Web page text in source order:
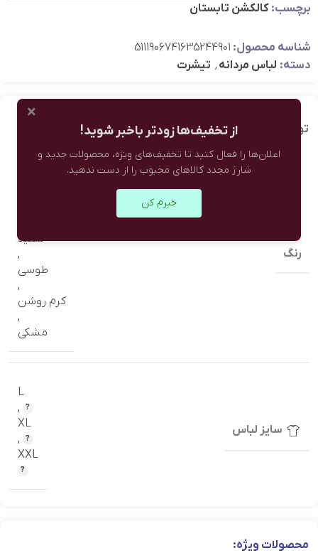
برچسب: کالکشن تابستان
شناسه محصول: 5111906741635244901
دسته: لباس مردانه , تیشرت
توضیحات تکمیلینظرات (0)
رنگ
سفید
,
طوسی
,
کرم روشن
,
مشکی
سایز لباس
L
,
XL
,
XXL
محصولات ویژه:
×
از تخفیف‌ها زودتر باخبر شوید!
اعلان‌ها را فعال کنید تا تخفیف‌های ویژه، محصولات جدید و
شارژ مجدد کالاهای محبوب را از دست ندهید.
خبرم کن